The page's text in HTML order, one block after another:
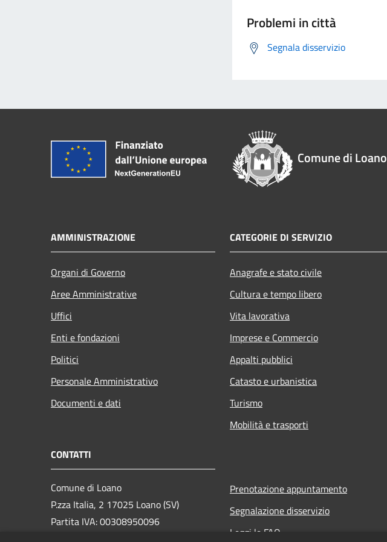
Problemi in città
Segnala disservizio
Comune di Loano
AMMINISTRAZIONE
Organi di Governo
Aree Amministrative
Uffici
Enti e fondazioni
Politici
Personale Amministrativo
Documenti e dati
CATEGORIE DI SERVIZIO
Anagrafe e stato civile
Cultura e tempo libero
Vita lavorativa
Imprese e Commercio
Appalti pubblici
Catasto e urbanistica
Turismo
Mobilità e trasporti
CONTATTI
Comune di Loano
P.zza Italia, 2 17025 Loano (SV)
Partita IVA: 00308950096
Prenotazione appuntamento
Segnalazione disservizio
Leggi le FAQ